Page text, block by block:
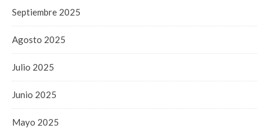
Septiembre 2025
Agosto 2025
Julio 2025
Junio 2025
Mayo 2025